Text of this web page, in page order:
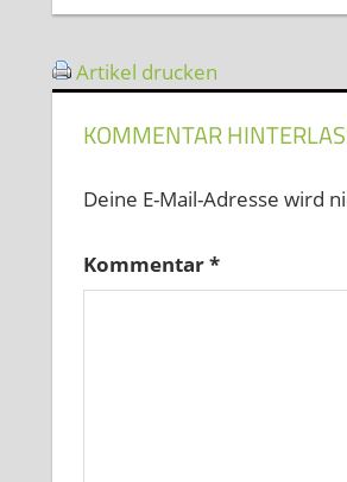
Artikel drucken
KOMMENTAR
Deine E-Mail-Adresse wird
Kommentar*